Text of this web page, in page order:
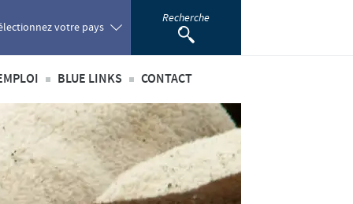
votre pays
Recherche
métiers
de recrutement
BLUE LINKS
Privilèges Blue links
S'inscrire
CONTACT